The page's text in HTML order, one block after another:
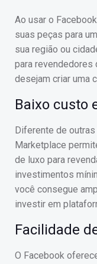
Ao usar o
suas peças para
sua região ou
para revendedores
desejam criar uma
Baixo custo
Diferente de
Marketplace
de luxo para
investimentos
você consegue
investir em
Facilidade
O Facebook